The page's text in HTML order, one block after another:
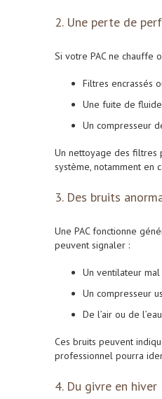
2. Une perte de
Si votre PAC ne chauffe
Filtres encrassés
Une fuite de
Un compresseur
Un nettoyage des filtres
système, notamment en
3. Des bruits
Une PAC fonctionne
peuvent signaler :
Un ventilateur
Un compresseur
De l’air ou de
Ces bruits peuvent
professionnel pourra
4. Du givre en hiver